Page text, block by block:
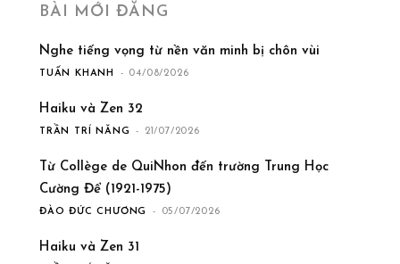
BÀI MỚI ĐĂNG
Nghe tiếng vọng từ nền văn minh bị chôn vùi
TUẤN KHANH - 04/08/2026
Haiku và Zen 32
TRẦN TRÍ NĂNG - 21/07/2026
Từ Collège de QuiNhon đến trường Trung Học
Cường Để (1921-1975)
ĐÀO ĐỨC CHƯƠNG - 05/07/2026
Haiku và Zen 31